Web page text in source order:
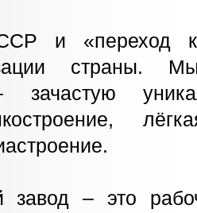
и «переход
страны.
зачастую
– это